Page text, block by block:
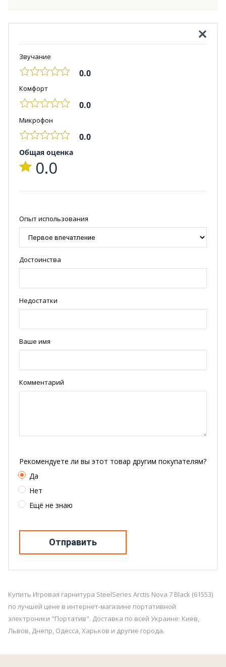
Звучание
0.0
Комфорт
0.0
Микрофон
0.0
Общая оценка
0.0
Опыт использования
Достоинства
Недостатки
Ваше имя
Комментарий
Рекомендуете ли вы этот товар другим покупателям?
Да
Нет
Ещё не знаю
Отправить
Купить Игровая гарнитура SteelSeries Arctis Nova 7 Black (61553)
по лучшей цене в интернет-магазине портативной
электроники "Портатив". Доставка по всей Украине: Киев,
Львов, Днепр, Одесса, Харьков и другие города.